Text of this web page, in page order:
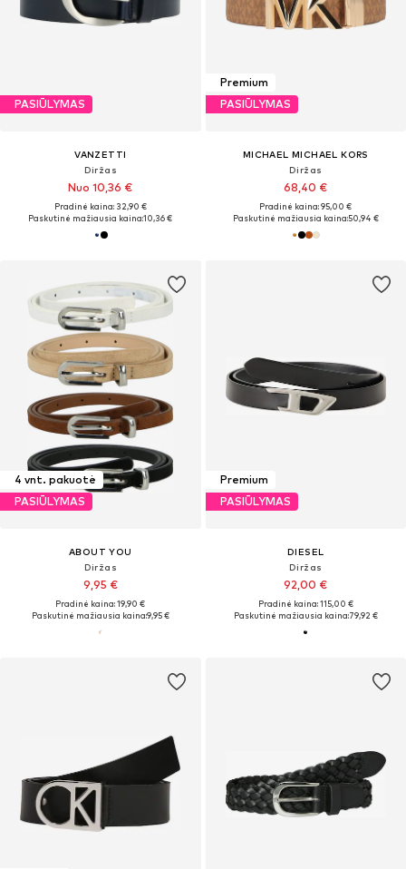
PASIŪLYMAS
VANZETTI
Diržas
Nuo 10,36 €
Pradinė kaina: 32,90 €
Paskutinė mažiausia kaina:10,36 €
Premium
PASIŪLYMAS
MICHAEL MICHAEL KORS
Diržas
68,40 €
Pradinė kaina: 95,00 €
Paskutinė mažiausia kaina:50,94 €
4 vnt. pakuotė
PASIŪLYMAS
ABOUT YOU
Diržas
9,95 €
Pradinė kaina: 19,90 €
Paskutinė mažiausia kaina:9,95 €
Premium
PASIŪLYMAS
DIESEL
Diržas
92,00 €
Pradinė kaina: 115,00 €
Paskutinė mažiausia kaina:79,92 €